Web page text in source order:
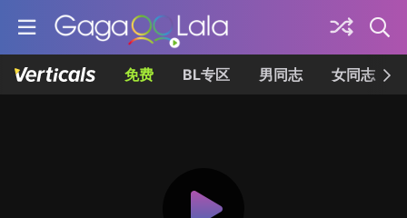
免费 BL专区 男同志 女同志